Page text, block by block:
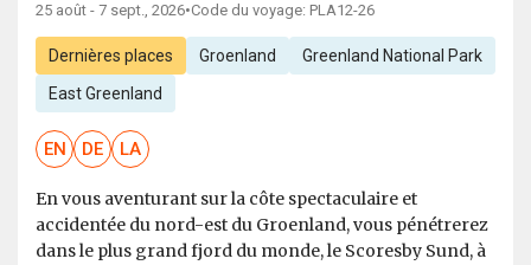
25 août - 7 sept., 2026•Code du voyage: PLA12-26
Dernières places Groenland Greenland National Park
East Greenland
EN DE LA
En vous aventurant sur la côte spectaculaire et
accidentée du nord-est du Groenland, vous pénétrerez
dans le plus grand fjord du monde, le Scoresby Sund, à